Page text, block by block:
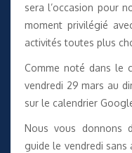
sera l’occasion pour
moment privilégié
activités toutes plus
Comme noté dans le
vendredi 29 mars au
sur le calendrier
Nous vous donnons
guide le vendredi